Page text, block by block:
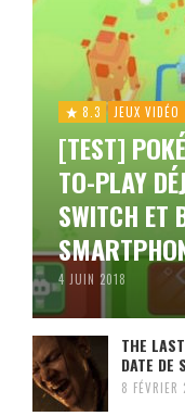
8.3 JEUX VIDÉO
[TEST]
TO-PLAY
SWITCH ET
4 JUIN 2018
THE
DATE DE
8 FÉVRIER